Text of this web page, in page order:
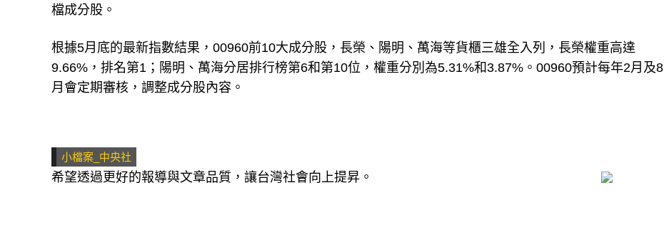
檔成分股。
根據5月底的最新指數結果，00960前10大成分股，長榮、陽明、萬海等貨櫃三雄全入列，長榮權重高達
9.66%，排名第1；陽明、萬海分居排行榜第6和第10位，權重分別為5.31%和3.87%。00960預計每年2月及8
月會定期審核，調整成分股內容。
小檔案_中央社
希望透過更好的報導與文章品質，讓台灣社會向上提昇。